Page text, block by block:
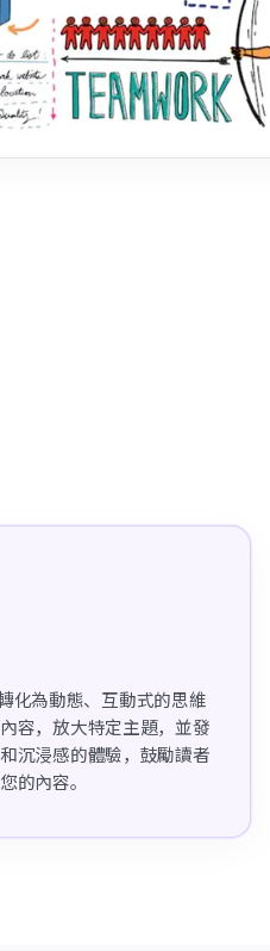
化為動態、互動式的思維
容，放大特定主題，並發
沉浸感的體驗，鼓勵讀者
的內容。